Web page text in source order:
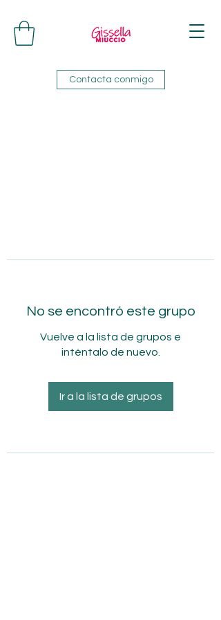
Contacta conmigo
No se encontró este grupo
Vuelve a la lista de grupos e
inténtalo de nuevo.
Ir a la lista de grupos